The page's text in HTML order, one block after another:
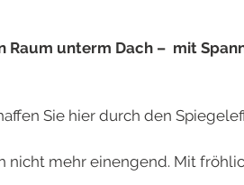
Raum unterm Dach – mit
Sie hier durch den
nicht mehr einengend. Mit